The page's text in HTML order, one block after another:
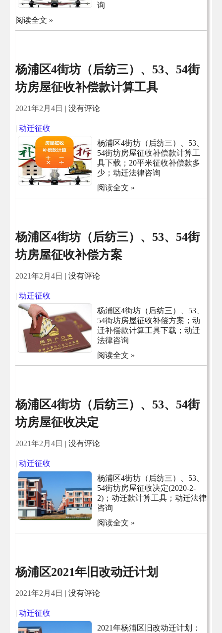
询
阅读全文 »
杨浦区4街坊（后纺三）、53、54街
坊房屋征收补偿款计算工具
2021年2月4日 | 没有评论
| 动迁征收
杨浦区4街坊（后纺三）、53、
54街坊房屋征收补偿款计算工
具下载；20平米征收补偿款多
少；动迁法律咨询
阅读全文 »
杨浦区4街坊（后纺三）、53、54街
坊房屋征收补偿方案
2021年2月4日 | 没有评论
| 动迁征收
杨浦区4街坊（后纺三）、53、
54街坊房屋征收补偿方案；动
迁补偿款计算工具下载；动迁
法律咨询
阅读全文 »
杨浦区4街坊（后纺三）、53、54街
坊房屋征收决定
2021年2月4日 | 没有评论
| 动迁征收
杨浦区4街坊（后纺三）、53、
54街坊房屋征收决定(2020-2-
2)；动迁款计算工具；动迁法律
咨询
阅读全文 »
杨浦区2021年旧改动迁计划
2021年2月4日 | 没有评论
| 动迁征收
2021年杨浦区旧改动迁计划；